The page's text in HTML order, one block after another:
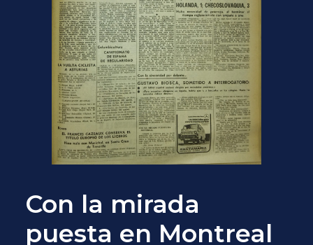
Con la mirada
puesta en Montreal